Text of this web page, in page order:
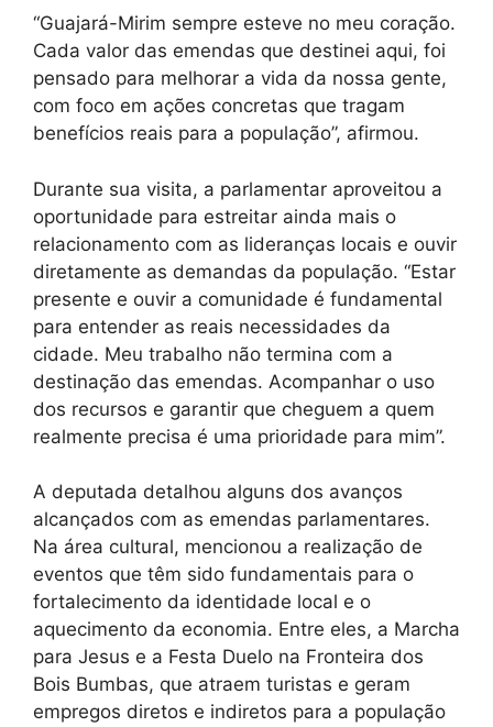
“Guajará-Mirim sempre esteve no meu coração.
Cada valor das emendas que destinei aqui, foi
pensado para melhorar a vida da nossa gente,
com foco em ações concretas que tragam
benefícios reais para a população”, afirmou.
Durante sua visita, a parlamentar aproveitou a
oportunidade para estreitar ainda mais o
relacionamento com as lideranças locais e ouvir
diretamente as demandas da população. “Estar
presente e ouvir a comunidade é fundamental
para entender as reais necessidades da
cidade. Meu trabalho não termina com a
destinação das emendas. Acompanhar o uso
dos recursos e garantir que cheguem a quem
realmente precisa é uma prioridade para mim”.
A deputada detalhou alguns dos avanços
alcançados com as emendas parlamentares.
Na área cultural, mencionou a realização de
eventos que têm sido fundamentais para o
fortalecimento da identidade local e o
aquecimento da economia. Entre eles, a Marcha
para Jesus e a Festa Duelo na Fronteira dos
Bois Bumbas, que atraem turistas e geram
empregos diretos e indiretos para a população